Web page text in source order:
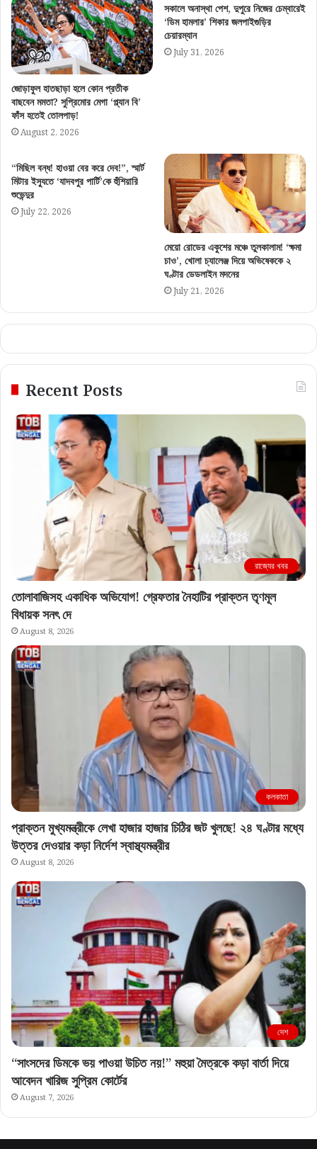
জোড়াফুল হাতছাড়া হলে কোন প্রতীক
বাছবেন মমতা? সুপ্রিমোর মেগা ‘প্ল্যান বি’
ফাঁস হতেই তোলপাড়!
August 2, 2026
সকালে অনাস্থা পেশ, দুপুরে নিজের চেম্বারেই
‘ডিম হামলার’ শিকার জলপাইগুড়ির
চেয়ারম্যান
July 31, 2026
“মিছিল বন্ধ! হাওয়া বের করে দেব!”, স্মার্ট
মিটার ইস্যুতে ‘যাদবপুর পার্টি’কে হুঁশিয়ারি
শুভেন্দুর
July 22, 2026
মেয়ো রোডের একুশের মঞ্চে তুলকালাম! ‘ক্ষমা
চাও’, খোলা চ্যালেঞ্জ দিয়ে অভিষেককে ২
ঘণ্টার ডেডলাইন মদনের
July 21, 2026
Recent Posts
রাজ্যের খবর
তোলাবাজিসহ একাধিক অভিযোগ! গ্রেফতার নৈহাটির প্রাক্তন তৃণমূল
বিধায়ক সনৎ দে
August 8, 2026
কলকাতা
প্রাক্তন মুখ্যমন্ত্রীকে লেখা হাজার হাজার চিঠির জট খুলছে! ২৪ ঘণ্টার মধ্যে
উত্তর দেওয়ার কড়া নির্দেশ স্বাস্থ্যমন্ত্রীর
August 8, 2026
দেশ
“সাংসদের ডিমকে ভয় পাওয়া উচিত নয়!” মহুয়া মৈত্রকে কড়া বার্তা দিয়ে
আবেদন খারিজ সুপ্রিম কোর্টের
August 7, 2026